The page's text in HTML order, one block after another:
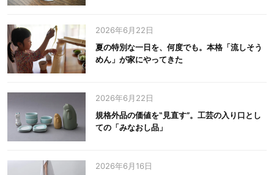
2026年6月22日
夏の特別な一日を、何度でも。本格「流しそう
めん」が家にやってきた
2026年6月22日
規格外品の価値を‟見直す”。工芸の入り口とし
ての「みなおし品」
2026年6月16日